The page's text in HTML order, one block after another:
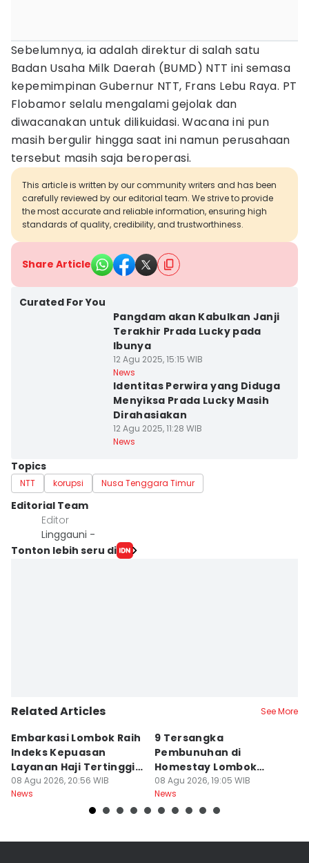
Sebelumnya, ia adalah direktur di salah satu
Badan Usaha Milk Daerah (BUMD) NTT ini semasa
kepemimpinan Gubernur NTT, Frans Lebu Raya. PT
Flobamor selalu mengalami gejolak dan
diwacanakan untuk dilikuidasi. Wacana ini pun
masih bergulir hingga saat ini namun perusahaan
tersebut masih saja beroperasi.
This article is written by our community writers and has been
carefully reviewed by our editorial team. We strive to provide
the most accurate and reliable information, ensuring high
standards of quality, credibility, and trustworthiness.
Share Article
Curated For You
Pangdam akan Kabulkan Janji
Terakhir Prada Lucky pada
Ibunya
12 Agu 2025, 15:15 WIB
News
Identitas Perwira yang Diduga
Menyiksa Prada Lucky Masih
Dirahasiakan
12 Agu 2025, 11:28 WIB
News
Topics
NTT korupsi Nusa Tenggara Timur
Editorial Team
Editor
Linggauni -
Tonton lebih seru di
Related Articles See More
Embarkasi Lombok Raih
Indeks Kepuasan
Layanan Haji Tertinggi
Nasional
08 Agu 2026, 20:56 WIB
News
9 Tersangka
Pembunuhan di
Homestay Lombok
Barat Dilimpahkan ke
Jaksa
08 Agu 2026, 19:05 WIB
News